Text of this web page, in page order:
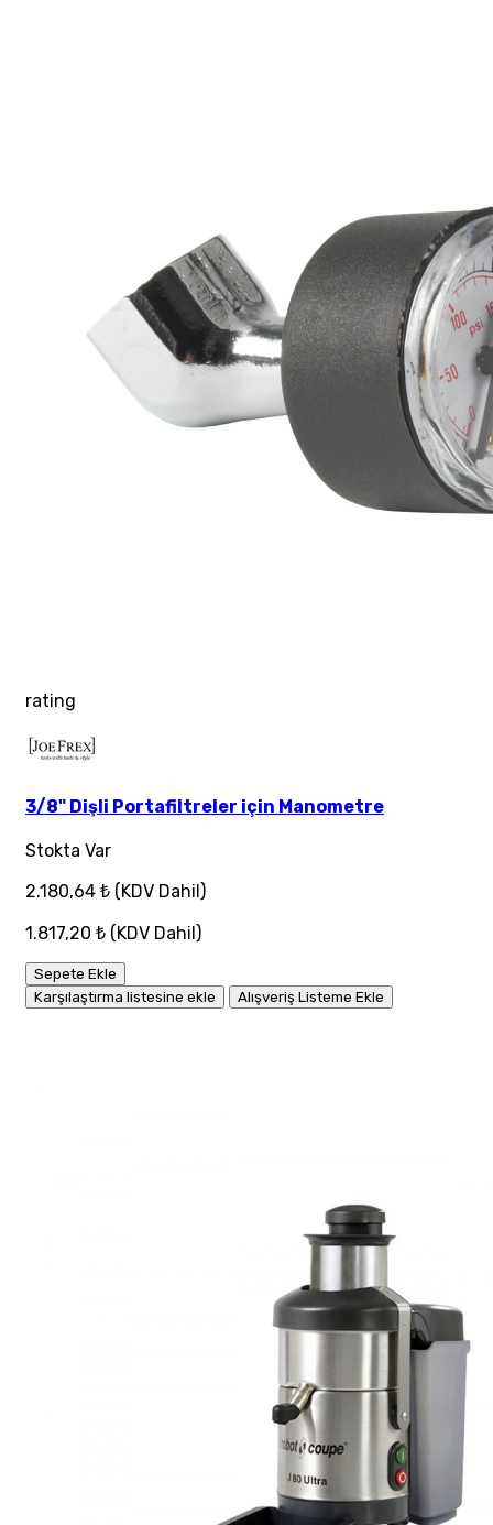
rating
3/8" Dişli Portafiltreler için Manometre
Stokta Var
2.180,64 ₺ (KDV Dahil)
1.817,20 ₺ (KDV Dahil)
Sepete Ekle
Karşılaştırma listesine ekle
Alışveriş Listeme Ekle